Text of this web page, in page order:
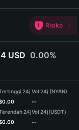
Risiko
USD 0.00%
24j
0.00
24j
0.00
Vol 24j (NYAN)
--
Vol 24j(USDT)
--